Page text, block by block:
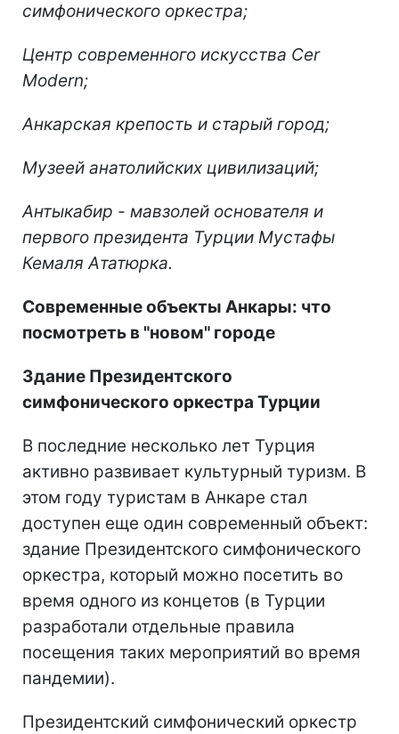
симфонического оркестра;
Центр современного искусства Cer
Modern;
Анкарская крепость и старый город;
Музеей анатолийских цивилизаций;
Антыкабир - мавзолей основателя и
первого президента Турции Мустафы
Кемаля Ататюрка.
Современные объекты Анкары: что
посмотреть в "новом" городе
Здание Президентского
симфонического оркестра Турции
В последние несколько лет Турция
активно развивает культурный туризм. В
этом году туристам в Анкаре стал
доступен еще один современный объект:
здание Президентского симфонического
оркестра, который можно посетить во
время одного из концетов (в Турции
разработали отдельные правила
посещения таких мероприятий во время
пандемии).
Президентский симфонический оркестр